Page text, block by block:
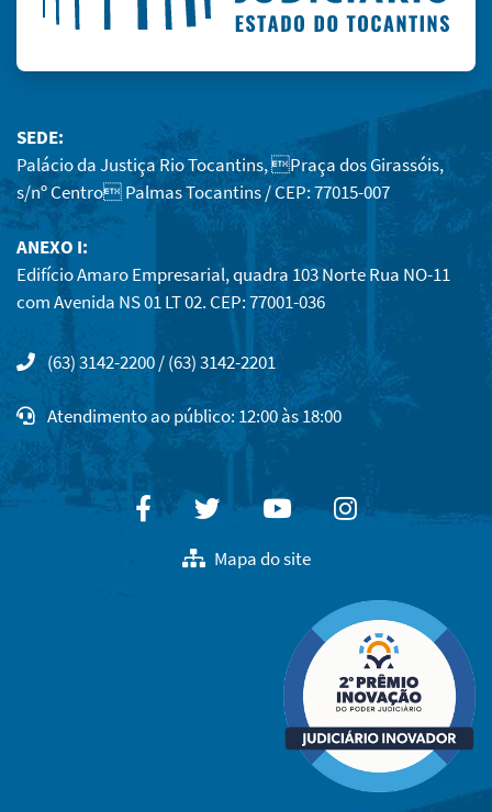
SEDE:
Palácio da Justiça Rio Tocantins, Praça dos Girassóis,
s/nº Centro Palmas Tocantins / CEP: 77015-007
ANEXO I:
Edifício Amaro Empresarial, quadra 103 Norte Rua NO-11
com Avenida NS 01 LT 02. CEP: 77001-036
(63) 3142-2200 / (63) 3142-2201
Atendimento ao público: 12:00 às 18:00
FacebookTwitterYoutubeInstagram
Mapa do site